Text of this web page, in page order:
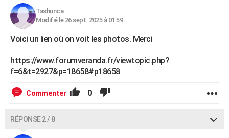
Tashunca
Modifié le 26 sept. 2025 à 01:59
Voici un lien où on voit les photos. Merci
https://www.forumveranda.fr/viewtopic.php?
f=6&t=2927&p=18658#p18658
Commenter 0
RÉPONSE 2 / 8